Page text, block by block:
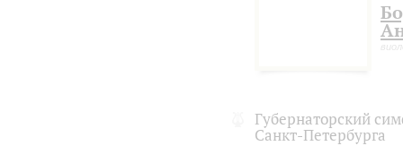
Губернаторский
Санкт-Петербурга